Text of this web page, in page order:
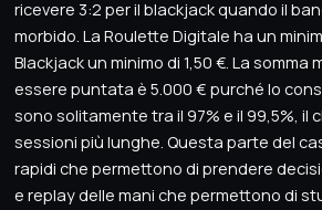
ricevere 3:2 per il blackjack quando il
morbido. La Roulette Digitale ha un
Blackjack un minimo di 1,50 €. La somma
essere puntata è 5.000 € purché lo
sono solitamente tra il 97% e il 99,5%, il
sessioni più lunghe. Questa parte del
rapidi che permettono di prendere
e replay delle mani che permettono di